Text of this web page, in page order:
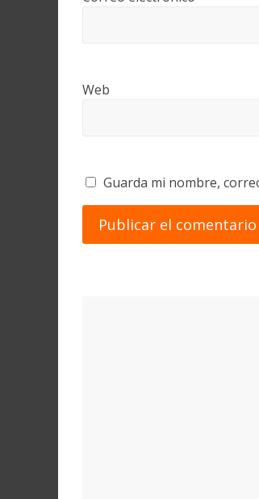
Web
Guarda mi nombre,